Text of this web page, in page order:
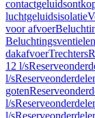
luchtgeluidsisolatie
voor afvoer
Beluchtingsventielen
dakafvoerTrechters
12 l/s
l/s
goten
l/s
l/s